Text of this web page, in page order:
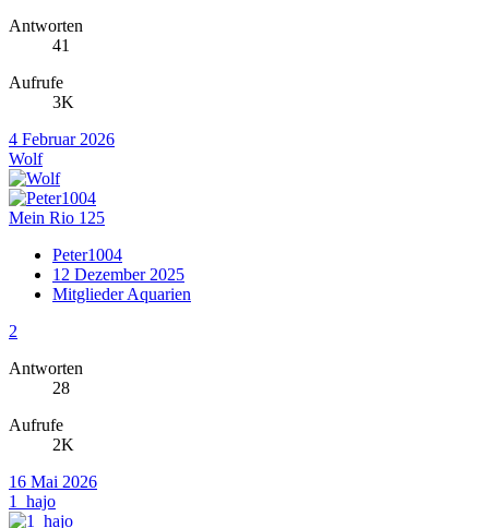
Antworten
41
Aufrufe
3K
4 Februar 2026
Wolf
Mein Rio 125
Peter1004
12 Dezember 2025
Mitglieder Aquarien
2
Antworten
28
Aufrufe
2K
16 Mai 2026
1_hajo